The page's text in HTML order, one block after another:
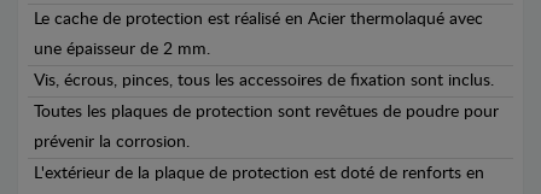
Le cache de protection est réalisé en Acier thermolaqué avec
une épaisseur de 2 mm.
Vis, écrous, pinces, tous les accessoires de fixation sont inclus.
Toutes les plaques de protection sont revêtues de poudre pour
prévenir la corrosion.
L'extérieur de la plaque de protection est doté de renforts en